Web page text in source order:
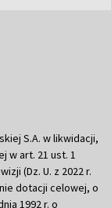
S.A. w likwidacji,
w art. 21 ust. 1
(Dz. U. z 2022 r.
dotacji celowej, o
1992 r. o